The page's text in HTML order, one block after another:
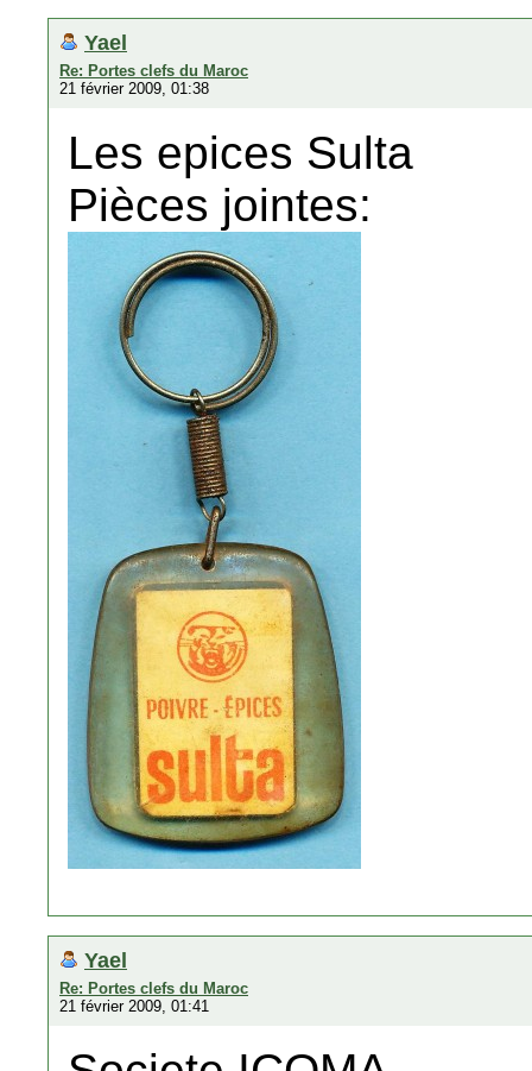
Yael
Re: Portes clefs du Maroc
21 février 2009, 01:38
Les epices Sulta
Pièces jointes:
Yael
Re: Portes clefs du Maroc
21 février 2009, 01:41